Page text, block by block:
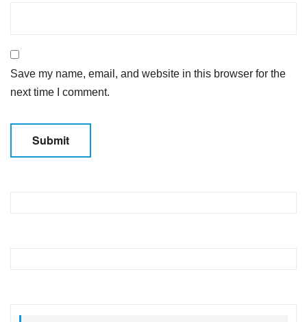
Save my name, email, and website in this browser for the
next time I comment.